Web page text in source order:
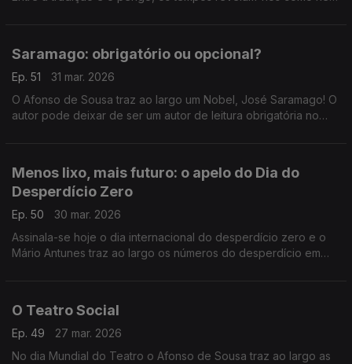
Saramago: obrigatório ou opcional?
Ep. 51
31 mar. 2026
O Afonso de Sousa traz ao largo um Nobel, José Saramago! O
autor pode deixar de ser um autor de leitura obrigatória no
Menos lixo, mais futuro: o apelo do Dia do
Desperdício Zero
Ep. 50
30 mar. 2026
Assinala-se hoje o dia internacional do desperdício zero e o
Mário Antunes traz ao largo os números do desperdício em
O Teatro Social
Ep. 49
27 mar. 2026
No dia Mundial do Teatro o Afonso de Sousa traz ao largo as